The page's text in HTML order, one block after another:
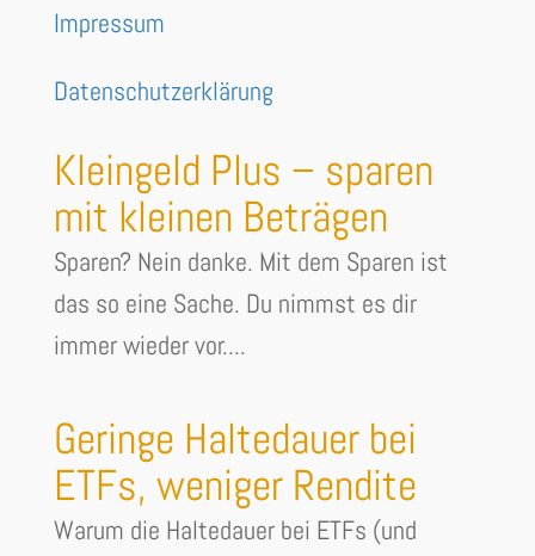
Impressum
Datenschutzerklärung
Kleingeld Plus – sparen
mit kleinen Beträgen
Sparen? Nein danke. Mit dem Sparen ist
das so eine Sache. Du nimmst es dir
immer wieder vor....
Geringe Haltedauer bei
ETFs, weniger Rendite
Warum die Haltedauer bei ETFs (und